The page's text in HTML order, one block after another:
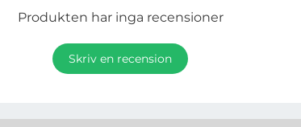
Produkten har inga recensioner
Skriv en recension